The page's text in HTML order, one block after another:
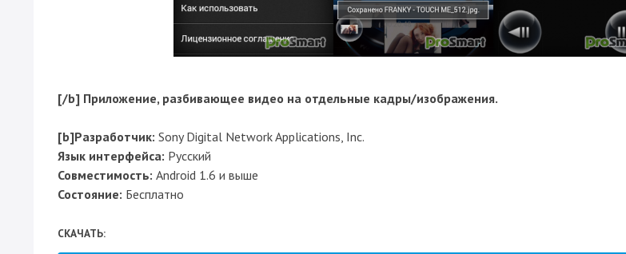
[/b] Приложение, разбивающее видео на отдельные кадры/изображения.
[b]Разработчик: Sony Digital Network Applications, Inc.
Язык интерфейса: Русский
Совместимость: Android 1.6 и выше
Состояние: Бесплатно
CКАЧАТЬ: